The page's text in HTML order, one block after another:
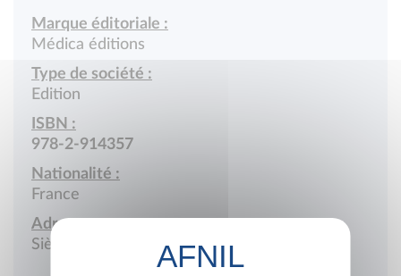
Marque éditoriale :
Médica éditions
Type de société :
Edition
ISBN :
978-2-914357
Nationalité :
France
Adresse :
Siège social